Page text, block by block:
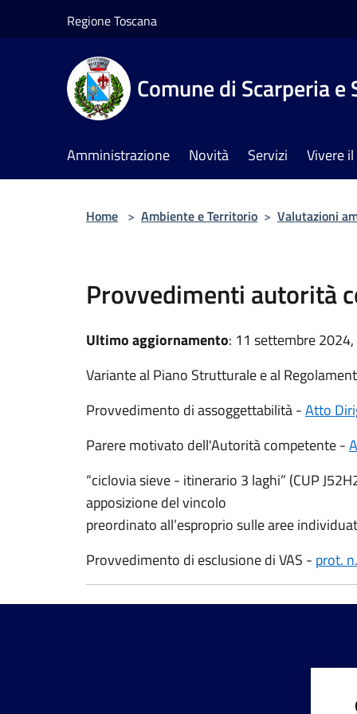
Regione Toscana
Comune di Scarperia e
Amministrazione Novità Servizi Vivere
Home > Ambiente e Territorio > Valutazioni
Provvedimenti autorità
Ultimo aggiornamento: 11 settembre
Variante al Piano Strutturale e al
Provvedimento di assoggettabilità -Atto
Parere motivato dell'Autorità competente -
“ciclovia sieve - itinerario 3 laghi” (CUP
apposizione del vincolo
preordinato all’esproprio sulle aree
Provvedimento di esclusione di VAS - prot.